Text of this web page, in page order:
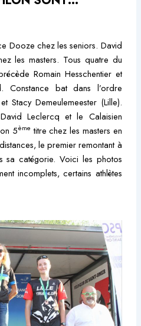
Dooze chez les seniors. David
les masters. Tous quatre du
Romain Hesschentier et
Constance bat dans l’ordre
Stacy Demeulemeester (Lille).
Leclercq et le Calaisien
5ème titre chez les masters en
le premier remontant à
sa catégorie. Voici les photos
incomplets, certains athlètes